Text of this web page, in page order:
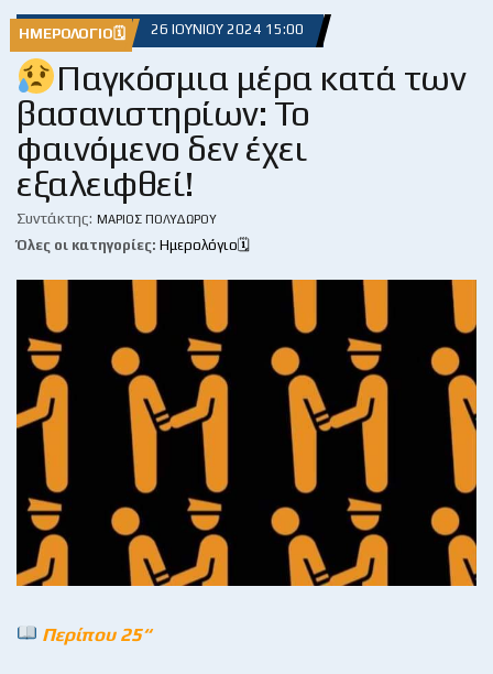
ΗΜΕΡΟΛΌΓΙΟ🗓 26 ΙΟΥΝΊΟΥ 2024 15:00
Παγκόσμια μέρα κατά των
βασανιστηρίων: Το
φαινόμενο δεν έχει
εξαλειφθεί!
Συντάκτης: ΜΆΡΙΟΣ ΠΟΛΥΔΏΡΟΥ
Όλες οι κατηγορίες: Ημερολόγιο🗓
Περίπου 25“